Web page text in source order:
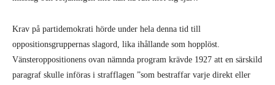
Krav på partidemokrati hörde under hela denna tid till
oppositionsgruppernas slagord, lika ihållande som hopplöst.
Vänsteroppositionens ovan nämnda program krävde 1927 att en särskild
paragraf skulle införas i strafflagen ”som bestraffar varje direkt eller